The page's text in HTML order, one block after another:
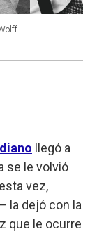
llegó a
se le volvió
vez,
la dejó con la
que le ocurre